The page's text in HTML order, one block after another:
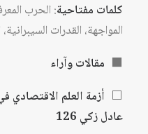
كلمات مفتاحية: الحرب
المواجهة، القدرات
⬛ مقالات وآراء
⬜ أزمة العلم
عادل زكي 126